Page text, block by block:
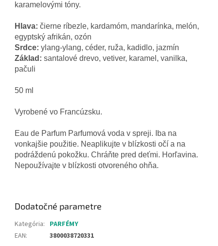
karamelovými tóny.
Hlava: čierne ríbezle, kardamóm, mandarínka, melón,
egyptský afrikán, ozón
Srdce: ylang-ylang, céder, ruža, kadidlo, jazmín
Základ : santalové drevo, vetiver, karamel , vanilka,
pačuli
50 ml
Vyrobené vo Francúzsku.
Eau de Parfum Parfumová voda v spreji. Iba na
vonkajšie použitie. Neaplikujte v blízkosti očí a na
podráždenú pokožku. Chráňte pred deťmi. Horľavina.
Nepoužívajte v blízkosti otvoreného ohňa.
Dodatočné parametre
Kategória: PARFÉMY
EAN: 3800038720331